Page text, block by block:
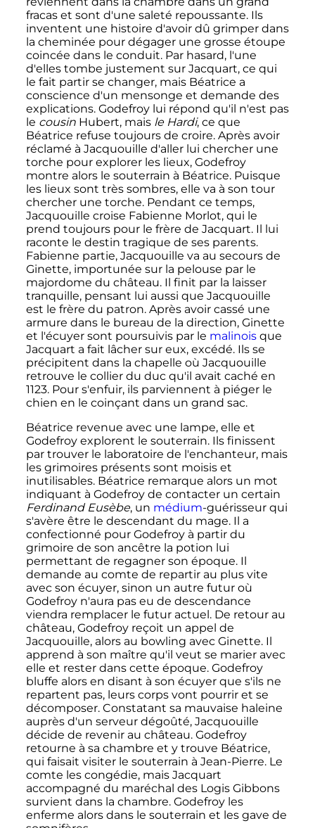
fracas et sont d'une saleté repoussante. Ils
inventent une histoire d'avoir dû grimper dans
la cheminée pour dégager une grosse étoupe
coincée dans le conduit. Par hasard, l'une
d'elles tombe justement sur Jacquart, ce qui
le fait partir se changer, mais Béatrice a
conscience d'un mensonge et demande des
explications. Godefroy lui répond qu'il n'est pas
le cousinHubert, mais le Hardi, ce que
Béatrice refuse toujours de croire. Après avoir
réclamé à Jacquouille d'aller lui chercher une
torche pour explorer les lieux, Godefroy
montre alors le souterrain à Béatrice. Puisque
les lieux sont très sombres, elle va à son tour
chercher une torche. Pendant ce temps,
Jacquouille croise Fabienne Morlot, qui le
prend toujours pour le frère de Jacquart. Il lui
raconte le destin tragique de ses parents.
Fabienne partie, Jacquouille va au secours de
Ginette, importunée sur la pelouse par le
majordome du château. Il finit par la laisser
tranquille, pensant lui aussi que Jacquouille
est le frère du patron. Après avoir cassé une
armure dans le bureau de la direction, Ginette
et l'écuyer sont poursuivis par le malinoisque
Jacquart a fait lâcher sur eux, excédé. Ils se
précipitent dans la chapelle où Jacquouille
retrouve le collier du duc qu'il avait caché en
1123. Pour s'enfuir, ils parviennent à piéger le
chien en le coinçant dans un grand sac.
Béatrice revenue avec une lampe, elle et
Godefroy explorent le souterrain. Ils finissent
par trouver le laboratoire de l'enchanteur, mais
les grimoires présents sont moisis et
inutilisables. Béatrice remarque alors un mot
indiquant à Godefroy de contacter un certain
Ferdinand Eusèbe, un médium-guérisseur qui
s'avère être le descendant du mage. Il a
confectionné pour Godefroy à partir du
grimoire de son ancêtre la potion lui
permettant de regagner son époque. Il
demande au comte de repartir au plus vite
avec son écuyer, sinon un autre futur où
Godefroy n'aura pas eu de descendance
viendra remplacer le futur actuel. De retour au
château, Godefroy reçoit un appel de
Jacquouille, alors au bowling avec Ginette. Il
apprend à son maître qu'il veut se marier avec
elle et rester dans cette époque. Godefroy
bluffe alors en disant à son écuyer que s'ils ne
repartent pas, leurs corps vont pourrir et se
décomposer. Constatant sa mauvaise haleine
auprès d'un serveur dégoûté, Jacquouille
décide de revenir au château. Godefroy
retourne à sa chambre et y trouve Béatrice,
qui faisait visiter le souterrain à Jean-Pierre. Le
comte les congédie, mais Jacquart
accompagné du maréchal des Logis Gibbons
survient dans la chambre. Godefroy les
enferme alors dans le souterrain et les gave de